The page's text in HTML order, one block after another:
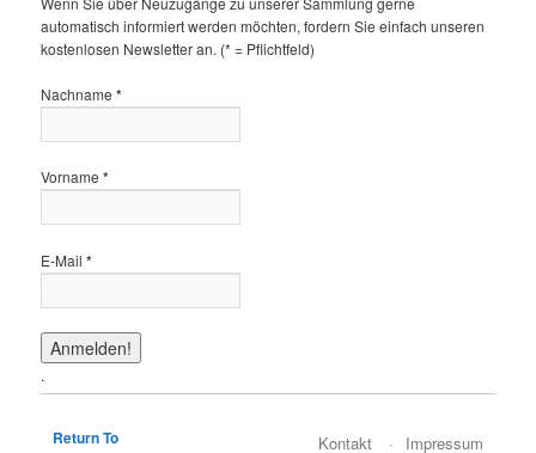
automatisch informiert werden möchten, fordern Sie einfach unseren
kostenlosen Newsletter an. (* = Pflichtfeld)
Nachname*
Vorname*
E-Mail*
.
Return To
Kontakt Impressum